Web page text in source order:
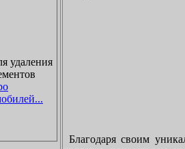
удаления
автомобилей...
Благодаря своим